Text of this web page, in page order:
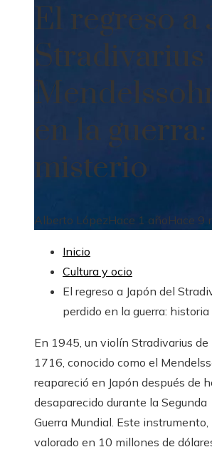
El regreso a
Stradivarius
en la
misterio
Alberto LópezHace 1 añoHace 9
Inicio
Cultura y ocio
El regreso a Japón del
perdido en la guerra:
En 1945, un violín Stradivarius de
1716, conocido como el
reapareció en Japón después de
desaparecido durante la Segunda
Guerra Mundial. Este instrumento,
valorado en 10 millones de